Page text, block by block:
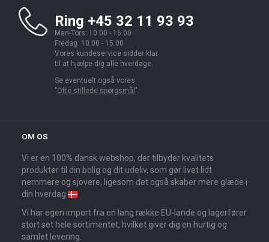
Ring +45 32 11 93 93
Man-Tors: 10.00 - 16.00
Fredag: 10.00 - 15.00
Vores kundeservice sidder klar
til at hjælpe dig alle hverdage.
Se eventuelt også vores
"Ofte stillede spørgsmål ".
OM OS
Vi er en 100% dansk webshop, der tilbyder kvalitets
produkter til din bolig og dit udeliv, som gør livet lidt
nemmere og sjovere, ligesom det også skaber mere glæde i
din hverdag
Vi har egen import fra en lang række EU-lande og lagerfører
stort set hele sortimentet, hvilket giver dig en hurtig og
samlet levering.